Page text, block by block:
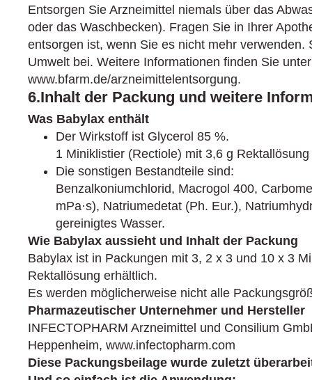
Entsorgen Sie Arzneimittel niemals über das
oder das Waschbecken). Fragen Sie in Ihrer
entsorgen ist, wenn Sie es nicht mehr verwenden.
Umwelt bei. Weitere Informationen finden Sie unter
www.bfarm.de/arzneimittelentsorgung.
6.Inhalt der Packung und weitere
Was Babylax enthält
Der Wirkstoff ist Glycerol 85 %.
1 Miniklistier (Rectiole) mit 3,6 g
Die sonstigen Bestandteile sind:
Benzalkoniumchlorid, Macrogol 400,
mPa·s), Natriumedetat (Ph. Eur.),
gereinigtes Wasser.
Wie Babylax aussieht und Inhalt der Packung
Babylax ist in Packungen mit 3, 2 x 3 und 10 x 3
Rektallösung erhältlich.
Es werden möglicherweise nicht alle
Pharmazeutischer Unternehmer und Hersteller
INFECTOPHARM Arzneimittel und Consilium
Heppenheim, www.infectopharm.com
Diese Packungsbeilage wurde zuletzt